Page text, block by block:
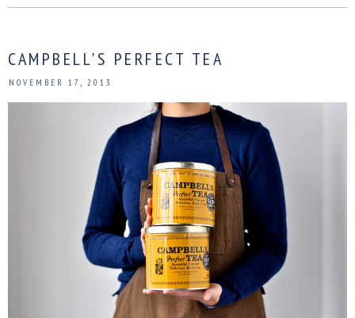
CAMPBELL'S PERFECT TEA
NOVEMBER 17, 2013